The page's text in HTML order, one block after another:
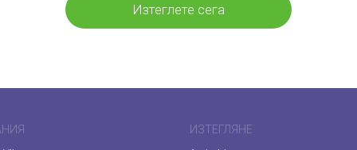
Изтеглете сега
ИЗТЕГЛЯНЕ